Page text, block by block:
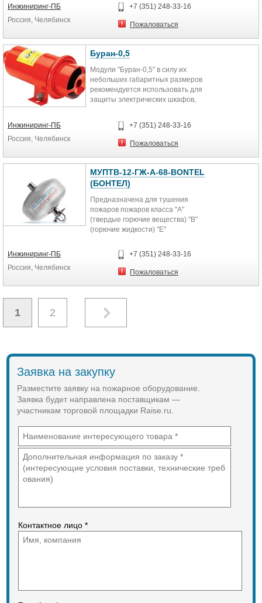
Инжиниринг-ПБ
Россия, Челябинск
+7 (351) 248-33-16
Пожаловаться
Буран-0,5
Модули "Буран-0,5" в силу их
небольших габаритных размеров
рекомендуется использовать для
защиты электрических шкафов,
Инжиниринг-ПБ
Россия, Челябинск
+7 (351) 248-33-16
Пожаловаться
МУПТВ-12-ГЖ-А-68-BONTEL
(БОНТЕЛ)
Предназначена для тушения
пожаров пожаров класса "А"
(твердые горючие вещества) "B"
(горючие жидкости) "Е"
находящиеся под...
Инжиниринг-ПБ
Россия, Челябинск
+7 (351) 248-33-16
Пожаловаться
1 2
Заявка на закупку
Разместите заявку на пожарное оборудование.
Заявка будет направлена поставщикам —
участникам торговой площадки Raise.ru.
Контактное лицо *